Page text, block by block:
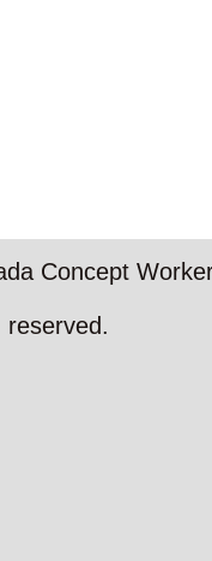
Concept
reserved.